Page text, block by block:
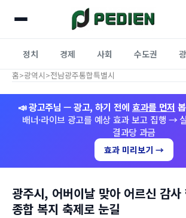
정치 경제 사회 수도권
홈>광역시>전남광주통합특별시
📣 광고주님 — 광고, 하기 전에 효과를 먼저
배너·라이브 광고를 예상 효과 보고 집행 →
결과당 과금
효과 미리보기 →
광주시, 어버이날 맞아 어르신 감
종합 복지 축제로 눈길